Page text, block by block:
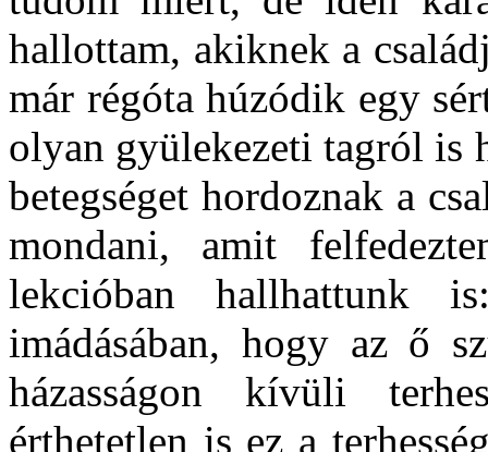
hallottam, akiknek a
már régóta húzódik egy
olyan gyülekezeti tagról is
betegséget hordoznak a
mondani, amit
lekcióban hallhattunk
imádásában, hogy az ő
házasságon kívüli
érthetetlen is ez a